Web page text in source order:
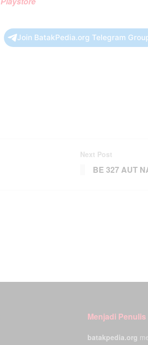
Join BatakPedia.org Telegram
Next Post
BE 327 AUT
Menjadi Penulis
batakpedia.org